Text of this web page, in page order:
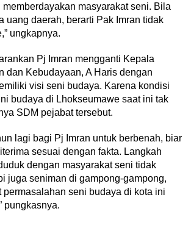
masyarakat seni. Bila
uang daerah, berarti Pak Imran tidak
ungkapnya.
Pj Imran mengganti Kepala
dan Kebudayaan, A Haris dengan
visi seni budaya. Karena kondisi
budaya di Lhokseumawe saat ini tak
SDM pejabat tersebut.
lagi bagi Pj Imran untuk berbenah, biar
sesuai dengan fakta. Langkah
dengan masyarakat seni tidak
juga seniman di gampong-gampong,
permasalahan seni budaya di kota ini
pungkasnya.